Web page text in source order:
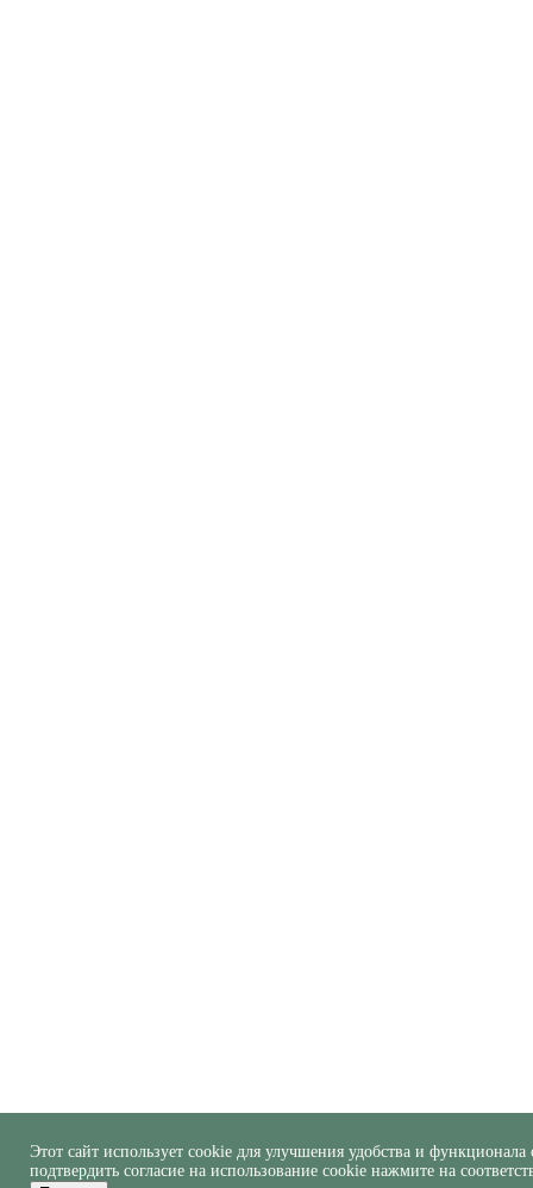
Этот сайт использует cookie для улучшения удобства и
подтвердить согласие на использование cookie нажмите на